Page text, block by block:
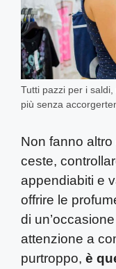
Tutti pazzi per i
più senza
Non fanno altro
ceste,
appendiabiti e
offrire le
di
attenzione a
purtroppo, è